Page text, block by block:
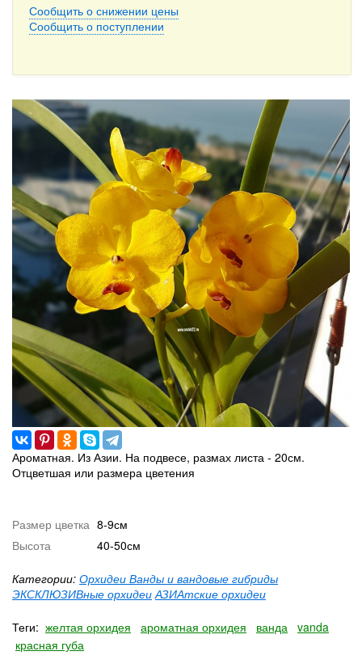
Сообщить о снижении цены
Сообщить о поступлении
Ароматная. Из Азии. На подвесе, размах листа - 20см.
Отцветшая или размера цветения
Размер цветка 8-9см
Высота
40-50см
Категории: Орхидеи Ванды и вандовые гибриды
ЭКСКЛЮЗИВные орхидеи АЗИАтские орхидеи
Теги: желтая орхидея ароматная орхидея ванда
vanda
красная губа